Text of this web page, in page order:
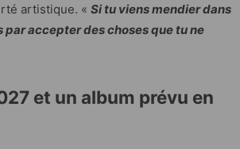
artistique. « Si tu viens mendier dans
par accepter des choses que tu ne
et un album prévu en